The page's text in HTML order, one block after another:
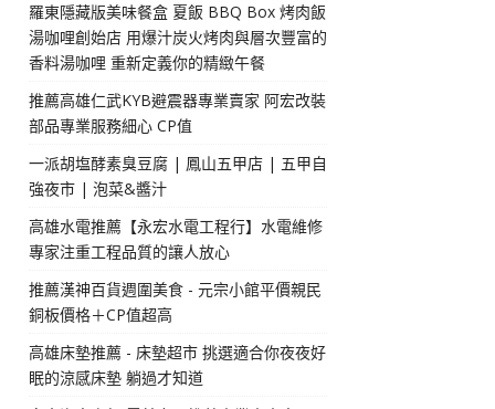
羅東隱藏版美味餐盒 夏飯 BBQ Box 烤肉飯
湯咖哩創始店 用爆汁炭火烤肉與層次豐富的
香料湯咖哩 重新定義你的精緻午餐
推薦高雄仁武KYB避震器專業賣家 阿宏改裝
部品專業服務細心 CP值
一派胡塩酵素臭豆腐 | 鳳山五甲店 | 五甲自
強夜市 | 泡菜&醬汁
高雄水電推薦【永宏水電工程行】水電維修
專家注重工程品質的讓人放心
推薦漢神百貨週圍美食 - 元宗小館平價親民
銅板價格＋CP值超高
高雄床墊推薦 - 床墊超市 挑選適合你夜夜好
眠的涼感床墊 躺過才知道